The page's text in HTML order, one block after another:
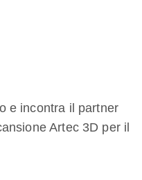
e incontra il partner
Artec 3D per il